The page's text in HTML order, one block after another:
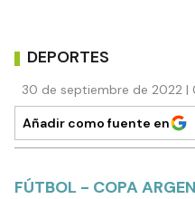
DEPORTES
30 de septiembre de 2022 |
Añadir como fuente en
FÚTBOL - COPA